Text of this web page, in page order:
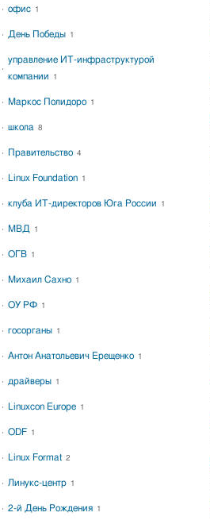
офис 1
День Победы 1
управление ИТ-инфраструктурой
компании
1
Маркос Полидоро 1
школа 8
Правительство 4
Linux Foundation 1
клуба ИТ-директоров Юга России 1
МВД 1
ОГВ 1
Михаил Сахно 1
ОУ РФ 1
госорганы 1
Антон Анатольевич Ерещенко 1
драйверы 1
Linuxcon Europe 1
ODF 1
Linux Format 2
Линукс-центр 1
2-й День Рождения 1